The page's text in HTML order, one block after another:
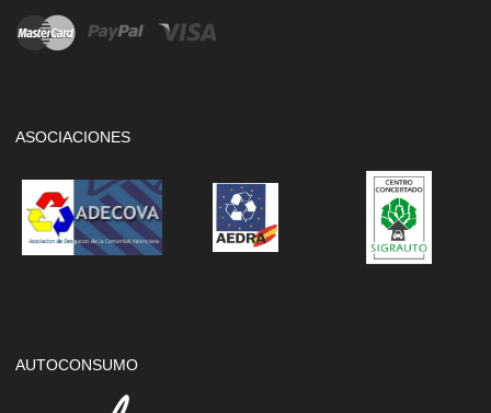
ASOCIACIONES
AUTOCONSUMO